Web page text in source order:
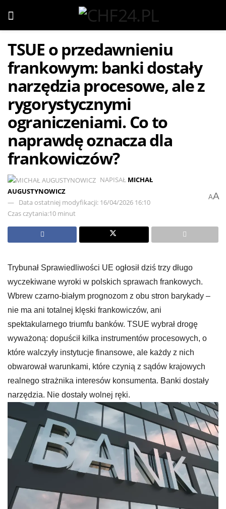
TSUE o przedawnieniu
frankowym: banki dostały
narzędzia procesowe, ale z
rygorystycznymi
ograniczeniami. Co to
naprawdę oznacza dla
frankowiczów?
NAPISAŁ MICHAŁ
AUGUSTYNOWICZ
Data ostatniej modyfikacji: 16/04/2026 16:10
Czas czytania:10 minut
AA
Trybunał Sprawiedliwości UE ogłosił dziś trzy długo
wyczekiwane wyroki w polskich sprawach frankowych.
Wbrew czarno-białym prognozom z obu stron barykady –
nie ma ani totalnej klęski frankowiczów, ani
spektakularnego triumfu banków. TSUE wybrał drogę
wyważoną: dopuścił kilka instrumentów procesowych, o
które walczyły instytucje finansowe, ale każdy z nich
obwarował warunkami, które czynią z sądów krajowych
realnego strażnika interesów konsumenta. Banki dostały
narzędzia. Nie dostały wolnej ręki.